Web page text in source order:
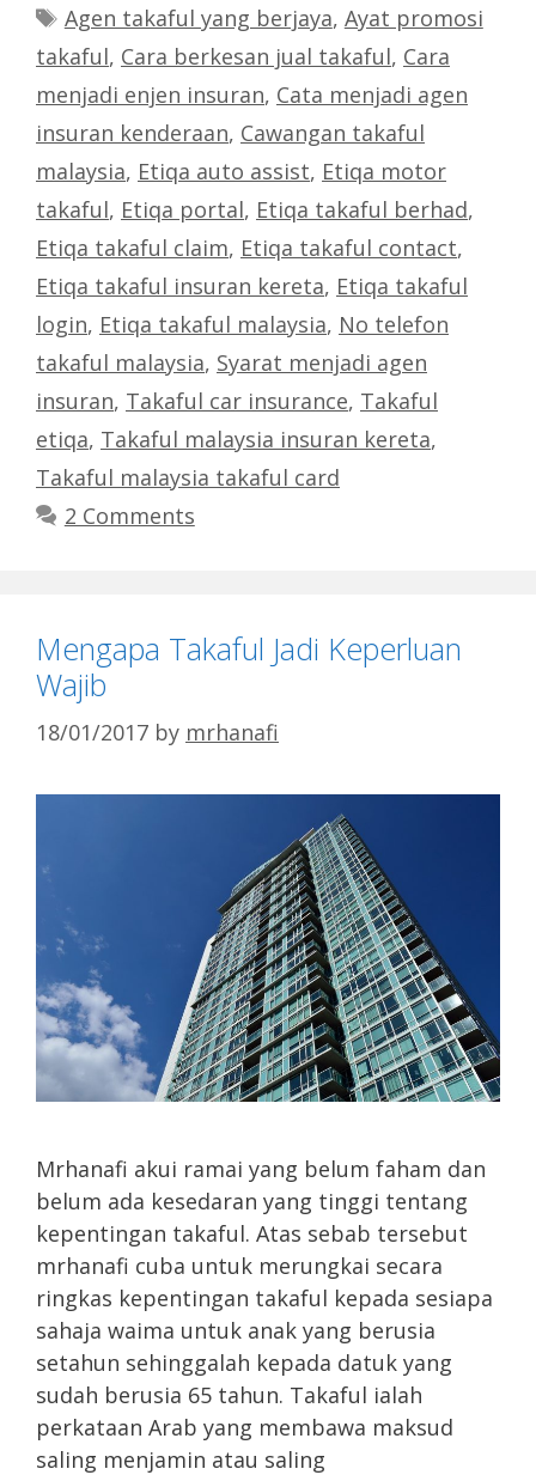
Tags
Agen takaful yang berjaya, Ayat promosi
takaful, Cara berkesan jual takaful, Cara
menjadi enjen insuran, Cata menjadi agen
insuran kenderaan, Cawangan takaful
malaysia, Etiqa auto assist, Etiqa motor
takaful, Etiqa portal, Etiqa takaful berhad,
Etiqa takaful claim, Etiqa takaful contact,
Etiqa takaful insuran kereta, Etiqa takaful
login, Etiqa takaful malaysia, No telefon
takaful malaysia, Syarat menjadi agen
insuran, Takaful car insurance, Takaful
etiqa, Takaful malaysia insuran kereta,
Takaful malaysia takaful card
2 Comments
Mengapa Takaful Jadi Keperluan
Wajib
18/01/2017 by mrhanafi
Mrhanafi akui ramai yang belum faham dan
belum ada kesedaran yang tinggi tentang
kepentingan takaful. Atas sebab tersebut
mrhanafi cuba untuk merungkai secara
ringkas kepentingan takaful kepada sesiapa
sahaja waima untuk anak yang berusia
setahun sehinggalah kepada datuk yang
sudah berusia 65 tahun. Takaful ialah
perkataan Arab yang membawa maksud
saling menjamin atau saling